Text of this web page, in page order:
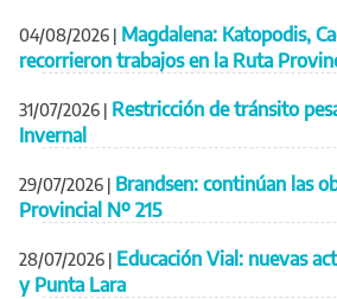
04/08/2026 | Magdalena: Katopodis,
recorrieron trabajos en la Ruta
31/07/2026 | Restricción de tránsito
Invernal
29/07/2026 | Brandsen: continúan las
Provincial Nº 215
28/07/2026 | Educación Vial: nuevas
y Punta Lara